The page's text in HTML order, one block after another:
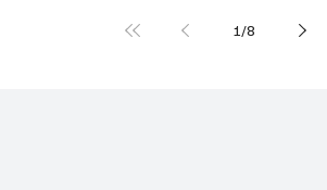
1 /8